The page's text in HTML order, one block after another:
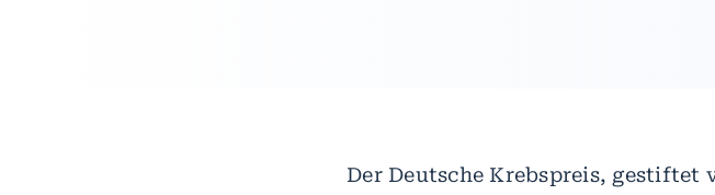
Der Deutsche Krebspreis, gestiftet